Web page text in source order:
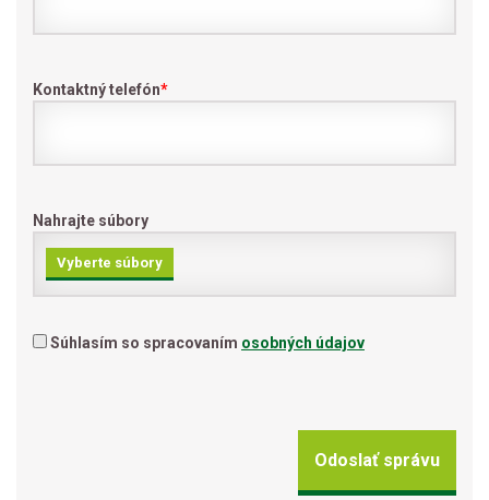
Kontaktný telefón*
Nahrajte súbory
Vyberte súbory
Súhlasím so spracovaním osobných údajov
Odoslať správu